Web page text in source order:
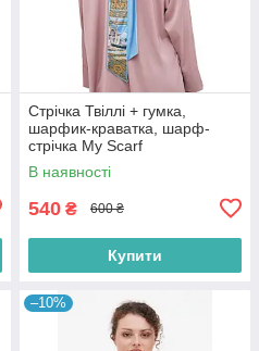
Стрічка Твіллі + гумка,
шарфик-краватка, шарф-
стрічка My Scarf
В наявності
540 ₴ 600 ₴
Купити
–10%